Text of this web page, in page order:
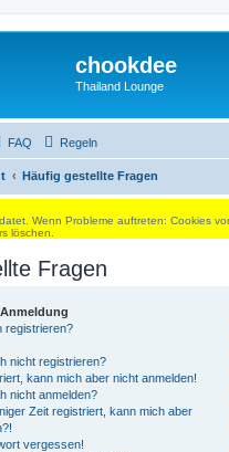
chookdee
Thailand Lounge
FAQ Regeln
Häufig gestellte Fragen
Wenn Probleme auftreten: Cookies
löschen.
Fragen
registrieren?
nicht registrieren?
kann mich aber nicht anmelden!
nicht anmelden?
Zeit registriert, kann mich aber
vergessen!